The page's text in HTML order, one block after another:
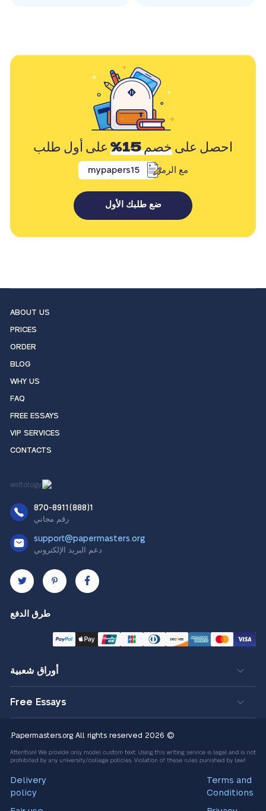
احصل علىخصم 15% على أول طلب
مع الرمز mypapers15
ضع طلبك الأول
ABOUT US
PRICES
ORDER
BLOG
WHY US
FAQ
FREE ESSAYS
VIP SERVICES
CONTACTS
1(888)870-8911
رقم مجاني
support@papermasters.org
دعم البريد الإلكتروني
طرق الدفع
أوراق شعبية
Free Essays
© 2026 Papermasters.org
All rights reserved.
Terms and
Conditions
Delivery
policy